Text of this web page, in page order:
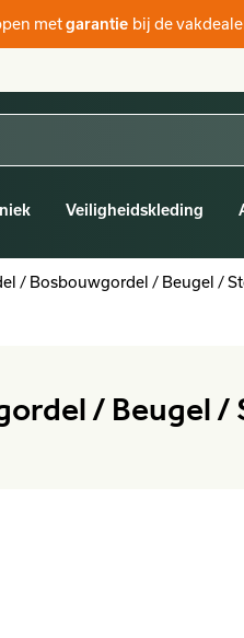
metgarantie bij de
Veiligheidskleding
/ Bosbouwgordel / Beugel /
/ Beugel /